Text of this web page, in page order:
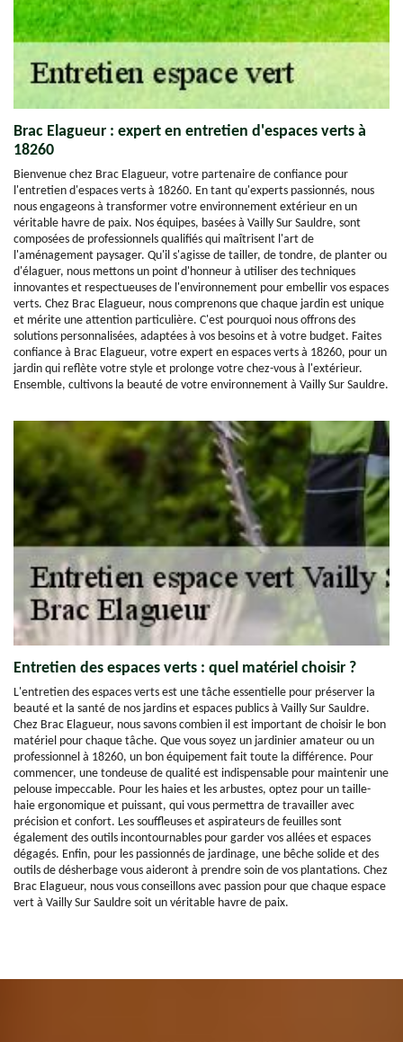
Brac Elagueur : expert en entretien d'espaces verts à
18260
Bienvenue chez Brac Elagueur, votre partenaire de confiance pour
l'entretien d'espaces verts à 18260. En tant qu'experts passionnés, nous
nous engageons à transformer votre environnement extérieur en un
véritable havre de paix. Nos équipes, basées à Vailly Sur Sauldre, sont
composées de professionnels qualifiés qui maîtrisent l'art de
l'aménagement paysager. Qu'il s'agisse de tailler, de tondre, de planter ou
d'élaguer, nous mettons un point d'honneur à utiliser des techniques
innovantes et respectueuses de l'environnement pour embellir vos espaces
verts. Chez Brac Elagueur, nous comprenons que chaque jardin est unique
et mérite une attention particulière. C'est pourquoi nous offrons des
solutions personnalisées, adaptées à vos besoins et à votre budget. Faites
confiance à Brac Elagueur, votre expert en espaces verts à 18260, pour un
jardin qui reflète votre style et prolonge votre chez-vous à l'extérieur.
Ensemble, cultivons la beauté de votre environnement à Vailly Sur Sauldre.
Entretien des espaces verts : quel matériel choisir ?
L'entretien des espaces verts est une tâche essentielle pour préserver la
beauté et la santé de nos jardins et espaces publics à Vailly Sur Sauldre.
Chez Brac Elagueur, nous savons combien il est important de choisir le bon
matériel pour chaque tâche. Que vous soyez un jardinier amateur ou un
professionnel à 18260, un bon équipement fait toute la différence. Pour
commencer, une tondeuse de qualité est indispensable pour maintenir une
pelouse impeccable. Pour les haies et les arbustes, optez pour un taille-
haie ergonomique et puissant, qui vous permettra de travailler avec
précision et confort. Les souffleuses et aspirateurs de feuilles sont
également des outils incontournables pour garder vos allées et espaces
dégagés. Enfin, pour les passionnés de jardinage, une bêche solide et des
outils de désherbage vous aideront à prendre soin de vos plantations. Chez
Brac Elagueur, nous vous conseillons avec passion pour que chaque espace
vert à Vailly Sur Sauldre soit un véritable havre de paix.